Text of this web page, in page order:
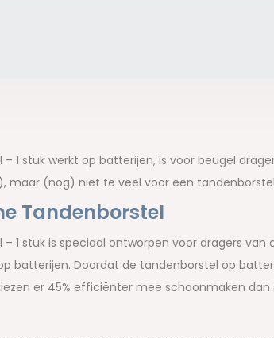
1 stuk werkt op batterijen, is voor beugel
maar (nog) niet te veel voor een
Tandenborstel
– 1 stuk is speciaal ontworpen voor dragers
batterijen. Doordat de tandenborstel op
er 45% efficiënter mee schoonmaken